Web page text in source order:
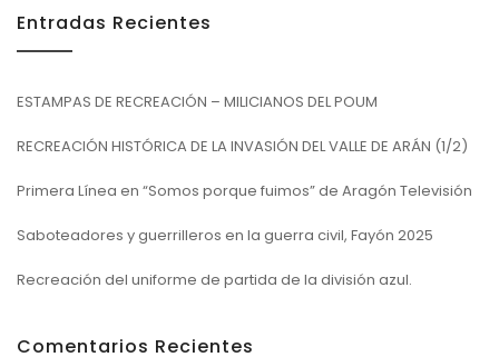
Entradas Recientes
ESTAMPAS DE RECREACIÓN – MILICIANOS DEL POUM
RECREACIÓN HISTÓRICA DE LA INVASIÓN DEL VALLE DE ARÁN (1/2)
Primera Línea en “Somos porque fuimos” de Aragón Televisión
Saboteadores y guerrilleros en la guerra civil, Fayón 2025
Recreación del uniforme de partida de la división azul.
Comentarios Recientes